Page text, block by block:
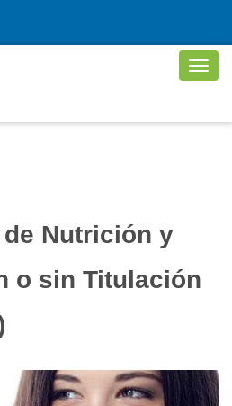
Nutrición y
o sin Titulación